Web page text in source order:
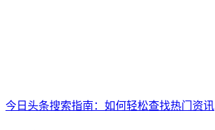
今日头条搜索指南：如何轻松查找热门资讯